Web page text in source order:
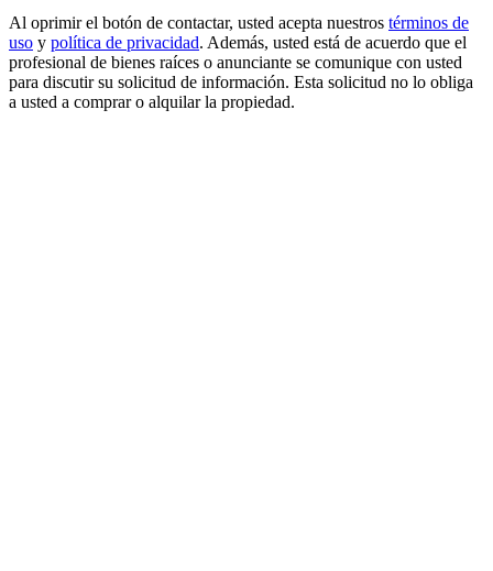
Al oprimir el botón de contactar, usted acepta nuestros términos de
uso y política de privacidad. Además, usted está de acuerdo que el
profesional de bienes raíces o anunciante se comunique con usted
para discutir su solicitud de información. Esta solicitud no lo obliga
a usted a comprar o alquilar la propiedad.